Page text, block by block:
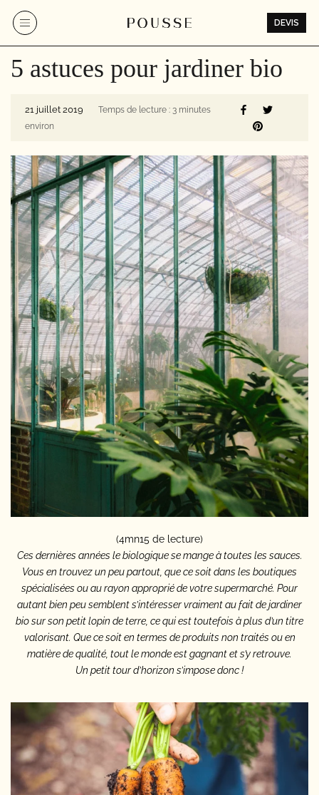
DEVIS
5 astuces pour jardiner bio
21 juillet 2019
Temps de lecture : 3 minutes
environ
(4mn15 de lecture)
Ces dernières années le biologique se mange à toutes les sauces.
Vous en trouvez un peu partout, que ce soit dans les boutiques
spécialisées ou au rayon approprié de votre supermarché. Pour
autant bien peu semblent s’intéresser vraiment au fait de jardiner
bio sur son petit lopin de terre, ce qui est toutefois à plus d’un titre
valorisant. Que ce soit en termes de produits non traités ou en
matière de qualité, tout le monde est gagnant et s’y retrouve.
Un petit tour d’horizon s’impose donc !